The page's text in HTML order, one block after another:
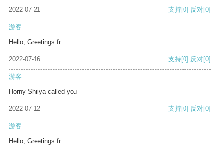
2022-07-21 支持[0] 反对[0]
游客
Hello, Greetings fr
2022-07-16 支持[0] 反对[0]
游客
Horny Shriya called you
2022-07-12 支持[0] 反对[0]
游客
Hello, Greetings fr